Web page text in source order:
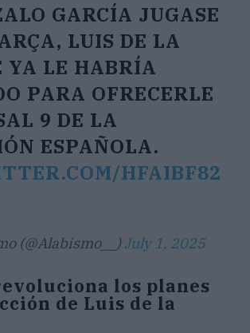
GARCÍA JUGASE
LUIS DE LA
YA LE HABRÍA
PARA OFRECERLE
9 DE LA
ESPAÑOLA.
HFAIBF82
(@Alabismo__) July 1, 2025
los planes
de Luis de la